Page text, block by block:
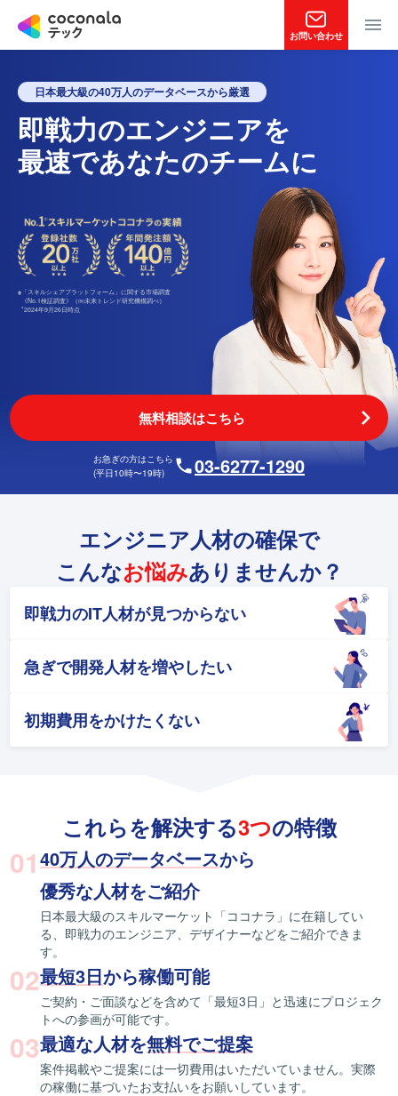
お問い合わせ
日本最大級の40万人のデータベースから厳選
即戦力のエンジニアを
最速であなたのチームに
「スキルシェアプラットフォーム」に関する市場調査
《No.1検証調査》（㈱未来トレンド研究機構調べ）
*2024年9⽉26⽇時点
無料相談はこちら
お急ぎの方はこちら
(平日10時〜19時)
03-6277-1290
エンジニア人材の確保で
こんなお悩みありませんか？
即戦力のIT人材が見つからない
急ぎで開発人材を増やしたい
初期費用をかけたくない
これらを解決する3つの特徴
0140万人のデータベースから
優秀な人材をご紹介
日本最大級のスキルマーケット「ココナラ」に在籍してい
る、即戦力のエンジニア、デザイナーなどをご紹介できま
す。
02最短3日から稼働可能
ご契約・ご面談などを含めて「最短3日」と迅速にプロジェク
トへの参画が可能です。
03最適な人材を無料でご提案
案件掲載やご提案には一切費用はいただいていません。実際
の稼働に基づいたお支払いをお願いしています。